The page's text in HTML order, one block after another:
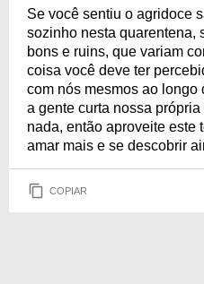
Se você sentiu o agridoce
sozinho nesta quarentena,
bons e ruins, que variam
coisa você deve ter
com nós mesmos ao
a gente curta nossa
nada, então aproveite este
amar mais e se descobrir
COPIAR